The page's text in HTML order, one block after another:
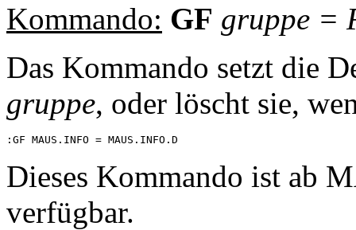
Kommando: GF gruppe =
Das Kommando setzt die
gruppe, oder löscht sie,
Dieses Kommando ist ab
verfügbar.